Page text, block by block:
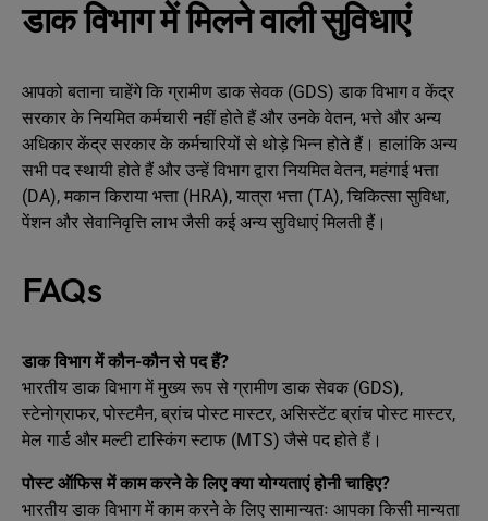
डाक विभाग में मिलने वाली सुविधाएं
आपको बताना चाहेंगे कि ग्रामीण डाक सेवक (GDS) डाक विभाग व केंद्र
सरकार के नियमित कर्मचारी नहीं होते हैं और उनके वेतन, भत्ते और अन्य
अधिकार केंद्र सरकार के कर्मचारियों से थोड़े भिन्न होते हैं। हालांकि अन्य
सभी पद स्थायी होते हैं और उन्हें विभाग द्वारा नियमित वेतन, महंगाई भत्ता
(DA), मकान किराया भत्ता (HRA), यात्रा भत्ता (TA), चिकित्सा सुविधा,
पेंशन और सेवानिवृत्ति लाभ जैसी कई अन्य सुविधाएं मिलती हैं।
FAQs
डाक विभाग में कौन-कौन से पद हैं?
भारतीय डाक विभाग में मुख्य रूप से ग्रामीण डाक सेवक (GDS),
स्टेनोग्राफर, पोस्टमैन, ब्रांच पोस्ट मास्टर, असिस्टेंट ब्रांच पोस्ट मास्टर,
मेल गार्ड और मल्टी टास्किंग स्टाफ (MTS) जैसे पद होते हैं।
पोस्ट ऑफिस में काम करने के लिए क्या योग्यताएं होनी चाहिए?
भारतीय डाक विभाग में काम करने के लिए सामान्यतः आपका किसी मान्यता